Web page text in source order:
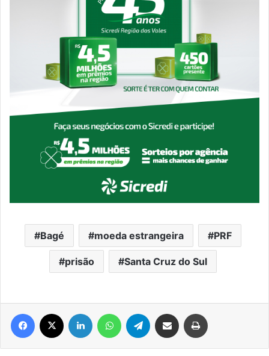
Bagé moeda estrangeira PRF
prisão Santa Cruz do Sul
Facebook Linkedin WhatsAppTelegram Compartilhar via e-mail